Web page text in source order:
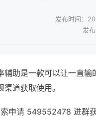
发布时间：
发
辅助是一款可以让一直输
道获取使用。
申请 549552478 进群